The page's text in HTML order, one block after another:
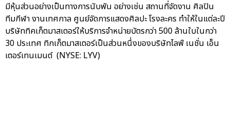
มีหุ้นส่วนอย่างเป็นทางการนับพัน อย่างเช่น สถานที่จัดงาน ศิลปิน
ทีมกีฬา งานเทศกาล ศูนย์จัดการแสดงศิลปะ โรงละคร ทำให้ในแต่ละปี
บริษัททิคเก็ตมาสเตอร์ให้บริการจำหน่ายบัตรกว่า 500 ล้านใบในกว่า
30 ประเทศ ทิกเก็ตมาสเตอร์เป็นส่วนหนึ่งของบริษัทไลฟ์ เนชั่น เอ็น
เตอร์เทนเมนต์ (NYSE: LYV)